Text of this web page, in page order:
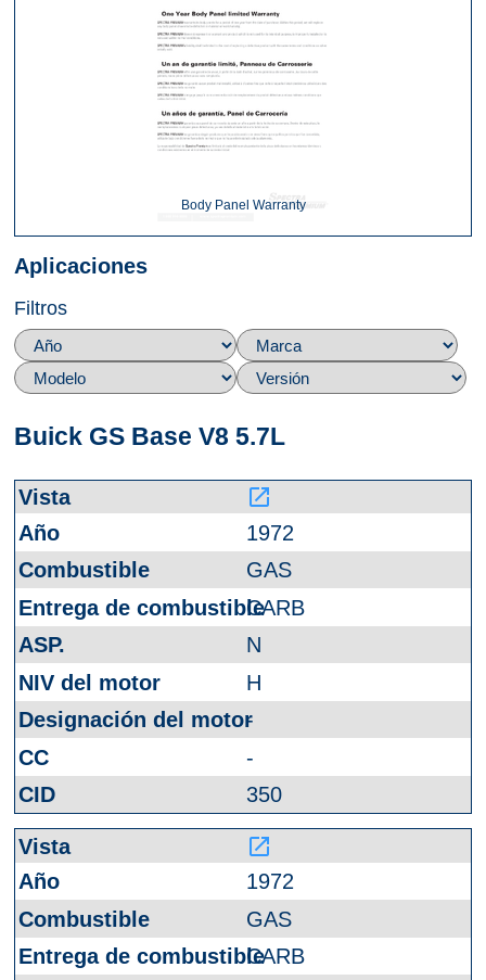
Body Panel Warranty
Aplicaciones
Filtros
Buick GS Base V8 5.7L
launch
1972
GAS
CARB
N
H
-
-
350
launch
1972
GAS
CARB